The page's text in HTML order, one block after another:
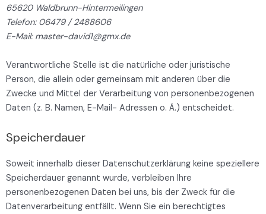
65620 Waldbrunn-Hintermeilingen
Telefon: 06479 / 2488606
E-Mail: master-david1@gmx.de
Verantwortliche Stelle ist die natürliche oder juristische
Person, die allein oder gemeinsam mit anderen über die
Zwecke und Mittel der Verarbeitung von personenbezogenen
Daten (z. B. Namen, E-Mail- Adressen o. Ä.) entscheidet.
Speicherdauer
Soweit innerhalb dieser Datenschutzerklärung keine speziellere
Speicherdauer genannt wurde, verbleiben Ihre
personenbezogenen Daten bei uns, bis der Zweck für die
Datenverarbeitung entfällt. Wenn Sie ein berechtigtes